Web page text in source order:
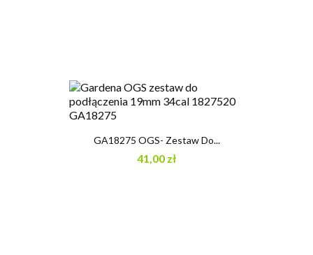
GA18275 OGS- Zestaw Do...
41,00 zł